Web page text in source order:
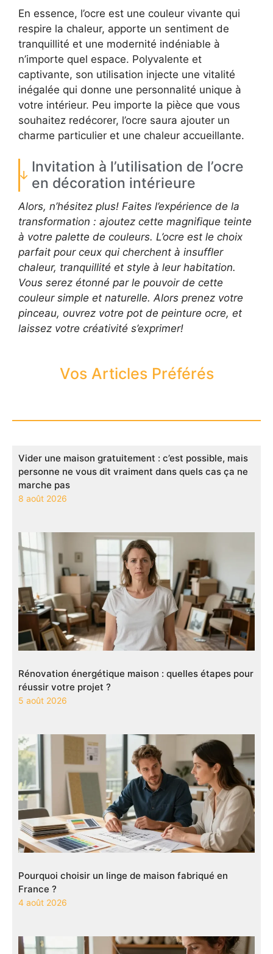
En essence, l’ocre est une couleur vivante qui
respire la chaleur, apporte un sentiment de
tranquillité et une modernité indéniable à
n’importe quel espace. Polyvalente et
captivante, son utilisation injecte une vitalité
inégalée qui donne une personnalité unique à
votre intérieur. Peu importe la pièce que vous
souhaitez redécorer, l’ocre saura ajouter un
charme particulier et une chaleur accueillante.
Invitation à l’utilisation de l’ocre
en décoration intérieure
Alors, n’hésitez plus! Faites l’expérience de la
transformation : ajoutez cette magnifique teinte
à votre palette de couleurs. L’ocre est le choix
parfait pour ceux qui cherchent à insuffler
chaleur, tranquillité et style à leur habitation.
Vous serez étonné par le pouvoir de cette
couleur simple et naturelle. Alors prenez votre
pinceau, ouvrez votre pot de peinture ocre, et
laissez votre créativité s’exprimer!
Vos Articles Préférés
Vider une maison gratuitement : c’est possible, mais
personne ne vous dit vraiment dans quels cas ça ne
marche pas
8 août 2026
Rénovation énergétique maison : quelles étapes pour
réussir votre projet ?
5 août 2026
Pourquoi choisir un linge de maison fabriqué en
France ?
4 août 2026